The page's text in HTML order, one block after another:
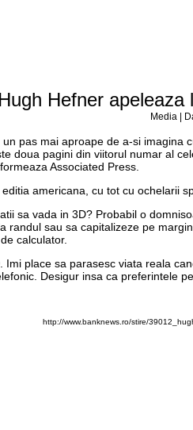
Hugh Hefner
Media |
pas mai aproape de a-si
doua pagini din viitorul numar al
Associated Press.
americana, cu tot cu ochelarii
sa vada in 3D? Probabil o
randul sau sa capitalizeze pe
calculator.
Imi place sa parasesc viata reala
Desigur insa ca preferintele
http://www.banknews.ro/stire/